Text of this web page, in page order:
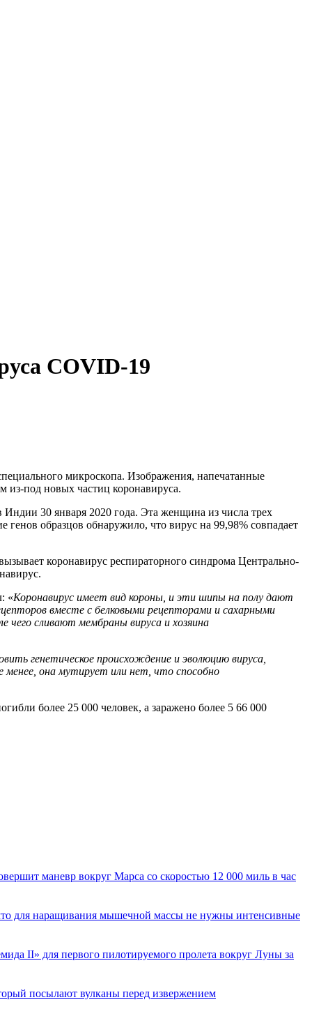
COVID-19
микроскопа. Изображения, напечатанные
под новых частиц коронавируса.
30 января 2020 года. Эта женщина из числа трех
генов образцов обнаружило, что вирус на 99,98% совпадает
коронавирус респираторного синдрома Центрально-
«Коронавирус имеет вид короны, и эти шипы на полу дают
вместе с белковыми рецепторами и сахарными
чего сливают мембраны вируса и хозяина
генетическое происхождение и эволюцию вируса,
она мутирует или нет, что способно
более 25 000 человек, а заражено более 5 66 000
маневр вокруг Марса со скоростью 12 000 миль в час
для наращивания мышечной массы не нужны интенсивные
II» для первого пилотируемого пролета вокруг Луны за
посылают вулканы перед извержением